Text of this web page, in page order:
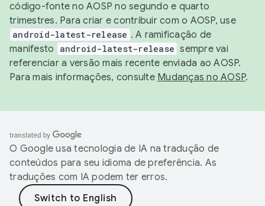
código-fonte no AOSP no segundo e quarto
trimestres. Para criar e contribuir com o AOSP, use
android-latest-release . A ramificação de
manifesto
android-latest-release sempre vai
referenciar a versão mais recente enviada ao AOSP.
Para mais informações, consulte Mudanças no AOSP.
O Google usa tecnologia de IA na tradução de
conteúdos para seu idioma de preferência. As
traduções com IA podem ter erros.